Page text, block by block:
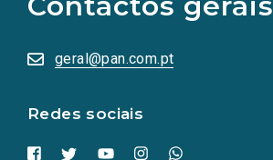
geral@pan.com.pt
Redes sociais
sociais
numa
nova